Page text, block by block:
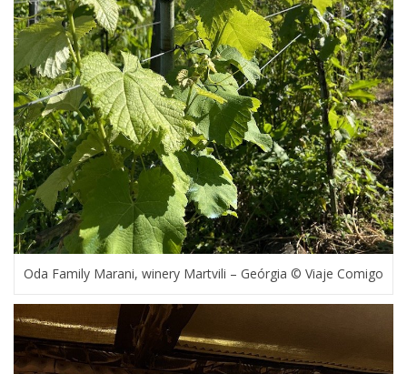
Oda Family Marani, winery Martvili – Geórgia © Viaje Comigo